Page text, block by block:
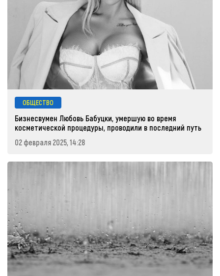
ОБЩЕСТВО
Бизнесвумен Любовь Бабуцки, умершую во время
косметической процедуры, проводили в последний путь
02 февраля 2025, 14:28